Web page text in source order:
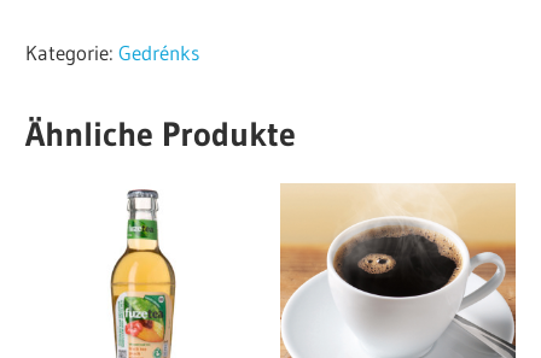
Kategorie:Gedrénks
Ähnliche Produkte